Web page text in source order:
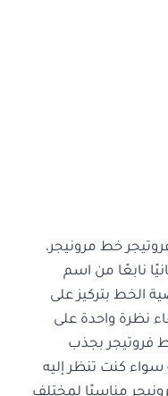
خط مرونيجر،
نابعًا من اسم
الخط بتركيز على
نظرة واحدة على
فروتيجر بجذب
كنت تنظر إليه
مناسبًا لمختلف